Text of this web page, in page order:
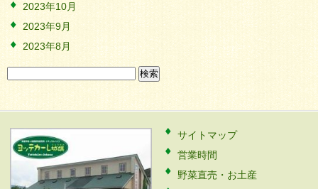
2023年10月
2023年9月
2023年8月
索:
サイトマップ
営業時間
野菜直売・お土産